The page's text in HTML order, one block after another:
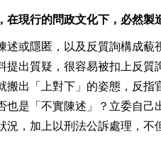
現行的問政文化下，必然製
或隱匿，以及反質詢構成藐
出質疑，很容易被扣上反質
搬出「上對下」的姿態，反
是「不實陳述」？立委自己
，加上以刑法公訴處理，不